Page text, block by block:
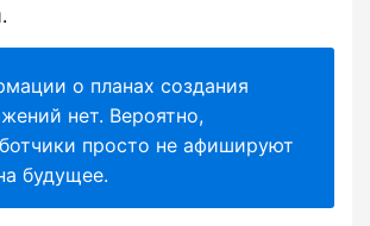
о планах создания
нет. Вероятно,
просто не афишируют
будущее.